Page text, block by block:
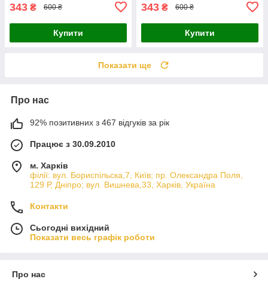
343 ₴ 600 ₴
Купити
343 ₴ 600 ₴
Купити
Показати ще
Про нас
92% позитивних з 467 відгуків за рік
Працює з 30.09.2010
м. Харків
філії: вул. Бориcпільска,7, Київ; пр. Олександра Поля,
129 Р, Дніпро; вул. Вишнева,33, Харків, Україна
Контакти
Сьогодні вихідний
Показати весь графік роботи
Про нас